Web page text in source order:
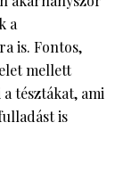
a
is. Fontos,
mellett
tésztákat, ami
is